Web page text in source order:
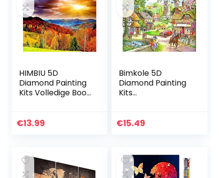
HIMBIU 5D
Diamond Painting
Kits Volledige Boor
Strass
€13.99
Bimkole 5D
Diamond Painting
Kits
Schilderij Kit Full
€15.49